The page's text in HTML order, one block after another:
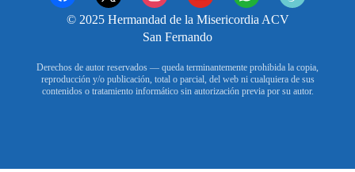
© 2025 Hermandad de la Misericordia ACV
San Fernando
Derechos de autor reservados — queda terminantemente prohibida la copia,
reproducción y/o publicación, total o parcial, del web ni cualquiera de sus
contenidos o tratamiento informático sin autorización previa por su autor.